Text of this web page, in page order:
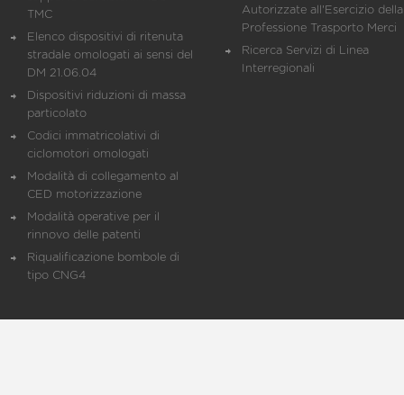
TMC
Elenco dispositivi di ritenuta
stradale omologati ai sensi del
DM 21.06.04
Dispositivi riduzioni di massa
particolato
Codici immatricolativi di
ciclomotori omologati
Modalità di collegamento al
CED motorizzazione
Modalità operative per il
rinnovo delle patenti
Riqualificazione bombole di
tipo CNG4
Autorizzate all'Esercizio della
Professione Trasporto Merci
Ricerca Servizi di Linea
Interregionali